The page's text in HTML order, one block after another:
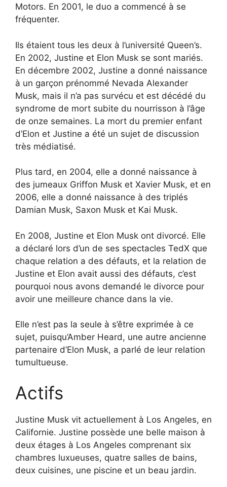
Motors. En 2001, le duo a commencé à se
fréquenter.
Ils étaient tous les deux à l’université Queen’s.
En 2002, Justine et Elon Musk se sont mariés.
En décembre 2002, Justine a donné naissance
à un garçon prénommé Nevada Alexander
Musk, mais il n’a pas survécu et est décédé du
syndrome de mort subite du nourrisson à l’âge
de onze semaines. La mort du premier enfant
d’Elon et Justine a été un sujet de discussion
très médiatisé.
Plus tard, en 2004, elle a donné naissance à
des jumeaux Griffon Musk et Xavier Musk, et en
2006, elle a donné naissance à des triplés
Damian Musk, Saxon Musk et Kai Musk.
En 2008, Justine et Elon Musk ont divorcé. Elle
a déclaré lors d’un de ses spectacles TedX que
chaque relation a des défauts, et la relation de
Justine et Elon avait aussi des défauts, c’est
pourquoi nous avons demandé le divorce pour
avoir une meilleure chance dans la vie.
Elle n’est pas la seule à s’être exprimée à ce
sujet, puisqu’Amber Heard, une autre ancienne
partenaire d’Elon Musk, a parlé de leur relation
tumultueuse.
Actifs
Justine Musk vit actuellement à Los Angeles, en
Californie. Justine possède une belle maison à
deux étages à Los Angeles comprenant six
chambres luxueuses, quatre salles de bains,
deux cuisines, une piscine et un beau jardin.